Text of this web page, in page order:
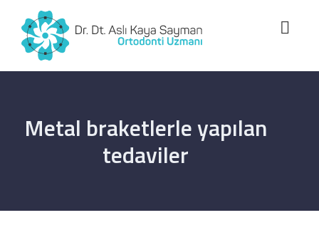
Metal braketlerle yapılan
tedaviler